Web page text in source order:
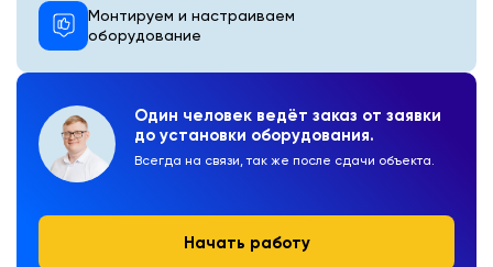
Один человек ведёт заказ от заявки
до установки оборудования.
Всегда на связи, так же после сдачи объекта.
Начать работу
Монтируем и настраиваем
оборудование